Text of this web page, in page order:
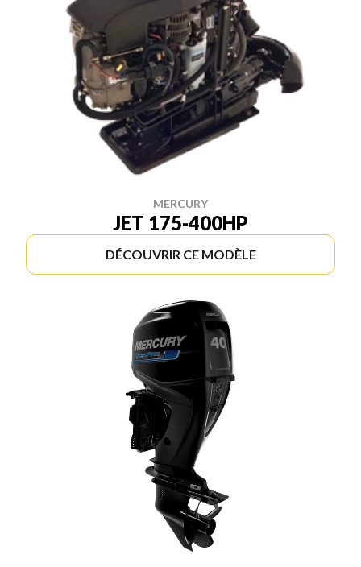
MERCURY
JET 175-400HP
DÉCOUVRIR CE MODÈLE